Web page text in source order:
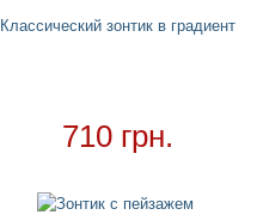
Классический зонтик в градиент
710 грн.